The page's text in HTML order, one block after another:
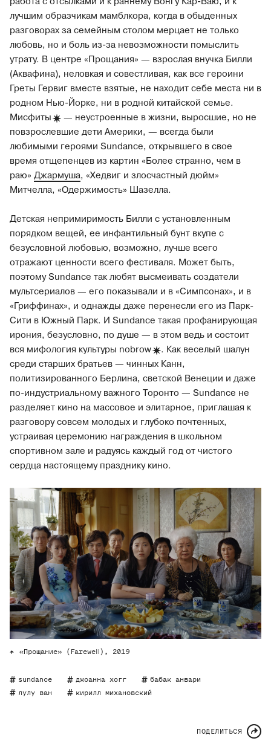
лучшим образчикам мамблкора, когда в обыденных
разговорах за семейным столом мерцает не только
любовь, но и боль из-за невозможности помыслить
утрату. В центре «Прощания» — взрослая внучка Билли
(Аквафина), неловкая и совестливая, как все героини
Греты Гервиг вместе взятые, не находит себе места ни в
родном Нью-Йорке, ни в родной китайской семье.
Мисфиты
— неустроенные в жизни, выросшие, но не
повзрослевшие дети Америки, — всегда были
любимыми героями Sundance, открывшего в свое
время отщепенцев из картин «Более странно, чем в
раю» Джармуша, «Хедвиг и злосчастный дюйм»
Митчелла, «Одержимость» Шазелла.
Детская непримиримость Билли с установленным
порядком вещей, ее инфантильный бунт вкупе с
безусловной любовью, возможно, лучше всего
отражают ценности всего фестиваля. Может быть,
поэтому Sundance так любят высмеивать создатели
мультсериалов — его показывали и в «Симпсонах», и в
«Гриффинах», и однажды даже перенесли его из Парк-
Сити в Южный Парк. И Sundance такая профанирующая
ирония, безусловно, по душе — в этом ведь и состоит
вся мифология культуры nobrow
. Как веселый шалун
среди старших братьев — чинных Канн,
политизированного Берлина, светской Венеции и даже
по-индустриальному важного Торонто — Sundance не
разделяет кино на массовое и элитарное, приглашая к
разговору совсем молодых и глубоко почтенных,
устраивая церемонию награждения в школьном
спортивном зале и радуясь каждый год от чистого
сердца настоящему празднику кино.
«Прощание» (Farewell), 2019
sundance джоанна хогг
бабак анвари
лулу ван
кирилл михановский
ПОДЕЛИТЬСЯ